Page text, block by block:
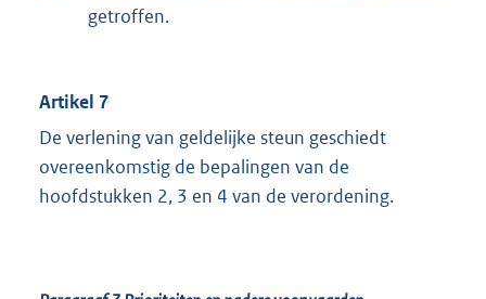
getroffen.
Artikel 7
De verlening van geldelijke steun geschiedt
overeenkomstig de bepalingen van de
hoofdstukken 2, 3 en 4 van de verordening.